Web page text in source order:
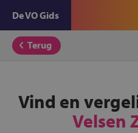
De VO Gids
Terug
Vind en
Velsen